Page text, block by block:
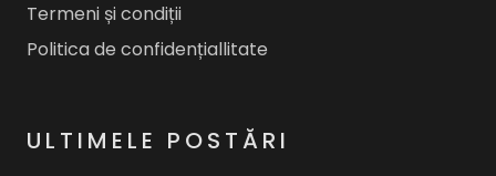
Termeni și condiții
Politica de confidențiallitate
ULTIMELE POSTĂRI